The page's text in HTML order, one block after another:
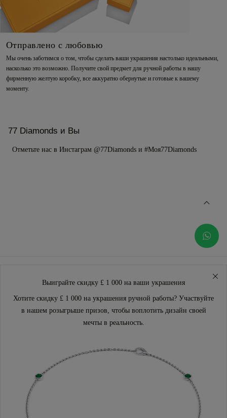
Отправлено с любовью
Мы очень заботимся о том, чтобы сделать ваши украшения настолько идеальными,
насколько это возможно. Получите свой предмет для ручной работы в нашу
фирменную желтую коробку, все аккуратно обернутые и готовые к вашему
моменту.
77 Diamonds и Вы
Отметьте нас в Инстаграм @77Diamonds и #Моя77Diamonds
Выиграйте скидку £ 1 000 на ваши украшения
Хотите скидку £ 1 000 на украшения ручной работы? Участвуйте
в нашем розыгрыше призов, чтобы воплотить дизайн своей
мечты в реальность.